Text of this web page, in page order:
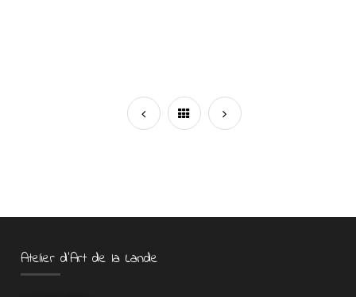
Atelier d’Art de la Lande